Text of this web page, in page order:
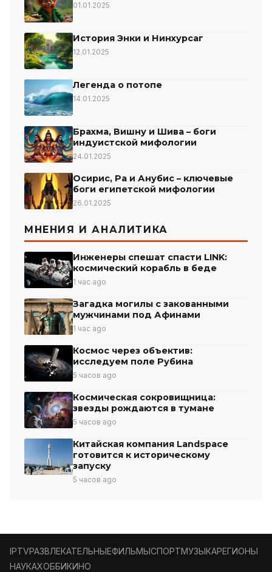
01.01.2025
История Энки и Нинхурсаг
12.01.2025
Легенда о потопе
14.01.2025
Брахма, Вишну и Шива – боги
индуистской мифологии
24.01.2025
Осирис, Ра и Анубис – ключевые
боги египетской мифологии
26.01.2025
МНЕНИЯ И АНАЛИТИКА
Инженеры спешат спасти LINK:
космический корабль в беде
1 час ago
Загадка могилы с закованными
мужчинами под Афинами
1 час ago
Космос через объектив:
исследуем поле Рубина
5 часов ago
Космическая сокровищница:
звезды рождаются в тумане
5 часов ago
Китайская компания Landspace
готовится к историческому
запуску
5 часов ago
IPTVРАЗВЛЕКАТЕЛЬНЫЕФИЛЬМЫСПОРТМУЗЫКАРЕГИОНЫ
НАУКАХОББИКИНО